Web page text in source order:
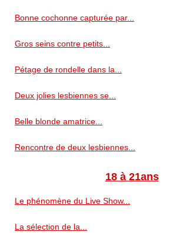
Bonne cochonne capturée par...
Gros seins contre petits...
Pétage de rondelle dans la...
Deux jolies lesbiennes se...
Belle blonde amatrice...
Rencontre de deux lesbiennes...
18 à 21ans
Le phénomène du Live Show...
La sélection de la...